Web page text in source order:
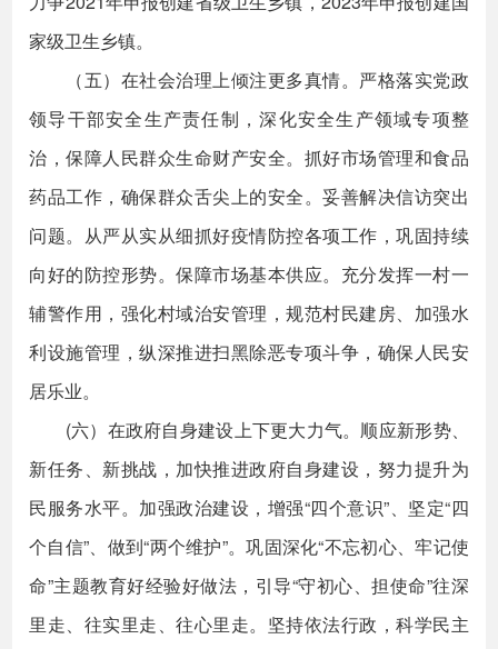
家级卫生乡镇。
（五）在社会治理上倾注更多真情。严格落实党政
领导干部安全生产责任制，深化安全生产领域专项整
治，保障人民群众生命财产安全。抓好市场管理和食品
药品工作，确保群众舌尖上的安全。妥善解决信访突出
问题。从严从实从细抓好疫情防控各项工作，巩固持续
向好的防控形势。保障市场基本供应。充分发挥一村一
辅警作用，强化村域治安管理，规范村民建房、加强水
利设施管理，纵深推进扫黑除恶专项斗争，确保人民安
居乐业。
(六）在政府自身建设上下更大力气。顺应新形势、
新任务、新挑战，加快推进政府自身建设，努力提升为
民服务水平。加强政治建设，增强“四个意识”、坚定“四
个自信”、做到“两个维护”。巩固深化“不忘初心、牢记使
命”主题教育好经验好做法，引导“守初心、担使命”往深
里走、往实里走、往心里走。坚持依法行政，科学民主